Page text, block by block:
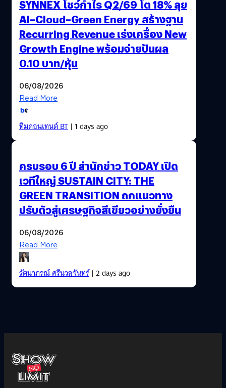
SYNNEX โชว์กำไร Q2/69 โต 18% ลุย
AI–Cloud–Green Energy สร้างฐาน
Recurring Revenue เร่งเครื่อง New
Growth Engine พร้อมจ่ายปันผล
0.10 บาท/หุ้น
06/08/2026
Read More
ทีมคอนเทนต์ BT| 1 days ago
ครบรอบ 6 ปี สำนักข่าว TODAY เปิด
เวทีใหญ่ SUSTAIN CITY: THE
GREEN TRANSITION ถกแนวทาง
ปรับตัวสู่เศรษฐกิจสีเขียวอย่างยั่งยืน
06/08/2026
Read More
รัตนาภรณ์ ศรีนวลจันทร์| 2 days ago